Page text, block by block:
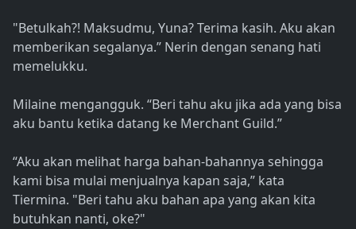
"Betulkah?! Maksudmu, Yuna? Terima kasih. Aku akan
memberikan segalanya.” Nerin dengan senang hati
memelukku.
Milaine mengangguk. “Beri tahu aku jika ada yang bisa
aku bantu ketika datang ke Merchant Guild.”
“Aku akan melihat harga bahan-bahannya sehingga
kami bisa mulai menjualnya kapan saja,” kata
Tiermina. "Beri tahu aku bahan apa yang akan kita
butuhkan nanti, oke?"